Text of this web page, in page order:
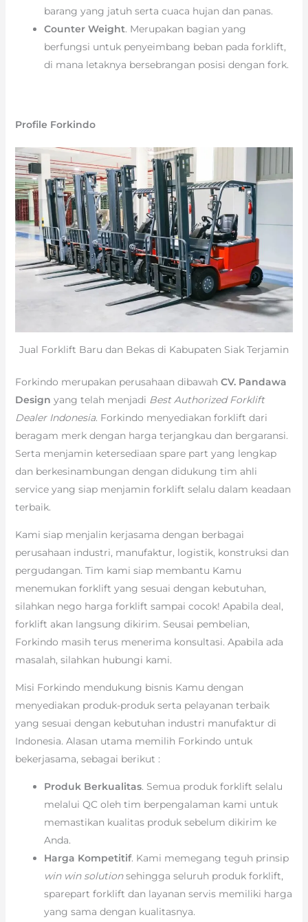
barang yang jatuh serta cuaca hujan dan panas.
Counter Weight. Merupakan bagian yang
berfungsi untuk penyeimbang beban pada forklift,
di mana letaknya bersebrangan posisi dengan fork.
Profile Forkindo
Jual Forklift Baru dan Bekas di Kabupaten Siak Terjamin
Forkindo merupakan perusahaan dibawah CV. Pandawa
Design yang telah menjadi Best Authorized Forklift
Dealer Indonesia. Forkindo menyediakan forklift dari
beragam merk dengan harga terjangkau dan bergaransi.
Serta menjamin ketersediaan spare part yang lengkap
dan berkesinambungan dengan didukung tim ahli
service yang siap menjamin forklift selalu dalam keadaan
terbaik.
Kami siap menjalin kerjasama dengan berbagai
perusahaan industri, manufaktur, logistik, konstruksi dan
pergudangan. Tim kami siap membantu Kamu
menemukan forklift yang sesuai dengan kebutuhan,
silahkan nego harga forklift sampai cocok! Apabila deal,
forklift akan langsung dikirim. Seusai pembelian,
Forkindo masih terus menerima konsultasi. Apabila ada
masalah, silahkan hubungi kami.
Misi Forkindo mendukung bisnis Kamu dengan
menyediakan produk-produk serta pelayanan terbaik
yang sesuai dengan kebutuhan industri manufaktur di
Indonesia. Alasan utama memilih Forkindo untuk
bekerjasama, sebagai berikut :
Produk Berkualitas. Semua produk forklift selalu
melalui QC oleh tim berpengalaman kami untuk
memastikan kualitas produk sebelum dikirim ke
Anda.
Harga Kompetitif. Kami memegang teguh prinsip
win win solutionsehingga seluruh produk forklift,
sparepart forklift dan layanan servis memiliki harga
yang sama dengan kualitasnya.